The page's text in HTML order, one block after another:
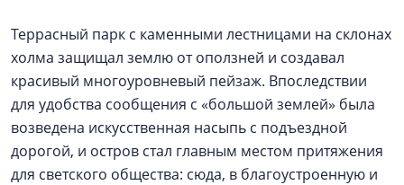
Террасный парк с каменными лестницами на склонах
холма защищал землю от оползней и создавал
красивый многоуровневый пейзаж. Впоследствии
для удобства сообщения с «большой землей» была
возведена искусственная насыпь с подъездной
дорогой, и остров стал главным местом притяжения
для светского общества: сюда, в благоустроенную и